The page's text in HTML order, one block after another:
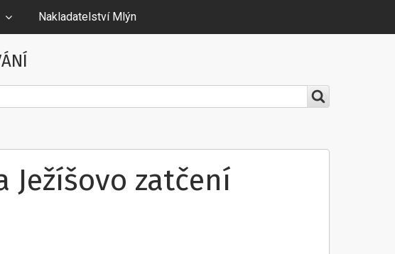
Nakladatelství Mlýn
Ježíšovo zatčení